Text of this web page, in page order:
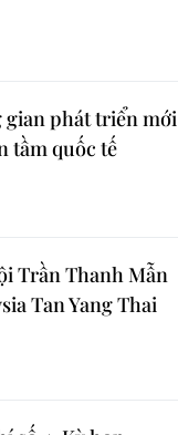
phát triển mới
tầm quốc tế
Trần Thanh Mẫn
Tan Yang Thai